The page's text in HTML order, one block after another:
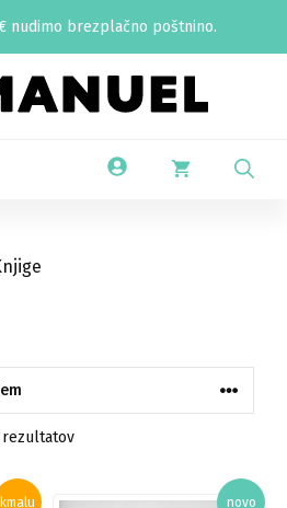
nudimo brezplačno poštnino.
rezultatovRazvrščeno